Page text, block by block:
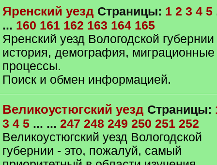
Яренский уезд Страницы: 1 2 3 4 5
... 160 161 162 163 164 165
Яренский уезд Вологодской губернии
история, демография, миграционные
процессы.
Поиск и обмен информацией.
Великоустюгский уезд Страницы:
3 4 5 ... ... 247 248 249 250 251 252
Великоустюгский уезд Вологодской
губернии - это, пожалуй, самый